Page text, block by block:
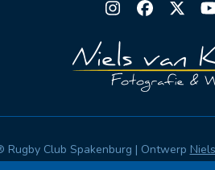
Instagram
Facebook
Rugby Club Spakenburg | Ontwerp